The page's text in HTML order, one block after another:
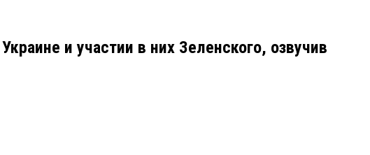
и участии в них Зеленского, озвучив